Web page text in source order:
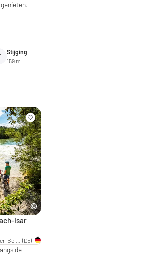
Stijging
159 m
Isar
(DE)
de